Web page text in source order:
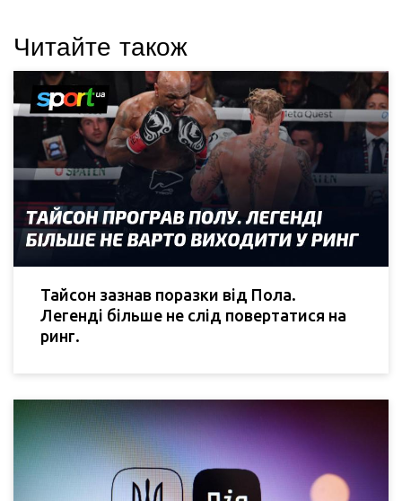
Читайте також
Тайсон зазнав поразки від Пола.
Легенді більше не слід повертатися на
ринг.